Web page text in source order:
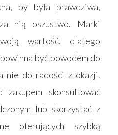
by była prawdziwa,
nią oszustwo. Marki
wartość, dlatego
być powodem do
nie do radości z okazji.
skonsultować
lub skorzystać z
oferujących szybką